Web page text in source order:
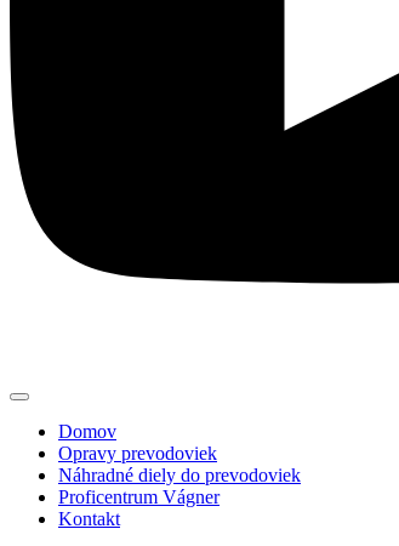
Domov
Opravy prevodoviek
Náhradné diely do prevodoviek
Proficentrum Vágner
Kontakt